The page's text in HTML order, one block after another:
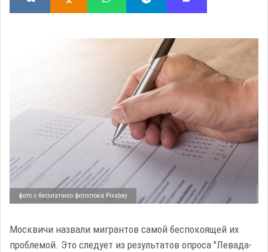
фото с бесплатного фотостока Pixabay
Москвичи назвали мигрантов самой беспокоящей их
проблемой. Это следует из результатов опроса "Левада-